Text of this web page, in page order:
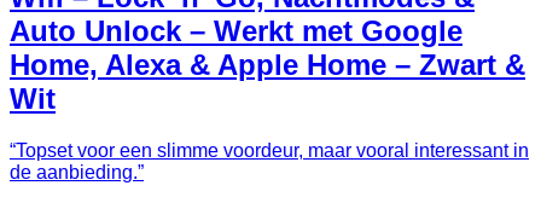
Auto Unlock – Werkt met Google
Home, Alexa & Apple Home – Zwart &
Wit
“Topset voor een slimme voordeur, maar vooral interessant in
de aanbieding.”